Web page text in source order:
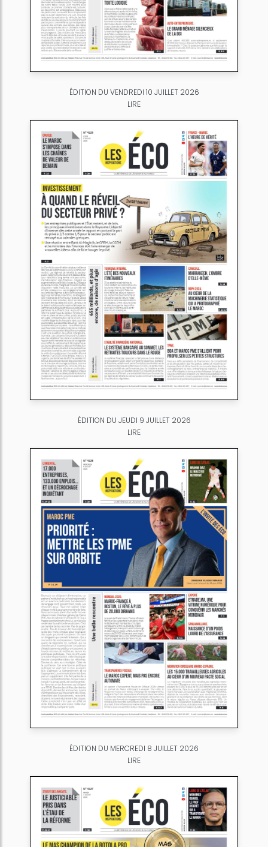
ÉDITION DU VENDREDI 10 JUILLET 2026
LIRE
ÉDITION DU JEUDI 9 JUILLET 2026
LIRE
ÉDITION DU MERCREDI 8 JUILLET 2026
LIRE